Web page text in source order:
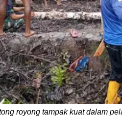
royong tampak kuat dalam